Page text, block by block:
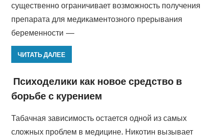
существенно ограничивает возможность получения
препарата для медикаментозного прерывания
беременности —
ЧИТАТЬ ДАЛЕЕ
Психоделики как новое средство в
борьбе с курением
Табачная зависимость остается одной из самых
сложных проблем в медицине. Никотин вызывает